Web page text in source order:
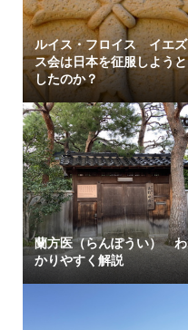
ルイス・フロイス イエズ
ス会は日本を征服しようと
したのか？
蘭方医（らんぽうい） わ
かりやすく解説